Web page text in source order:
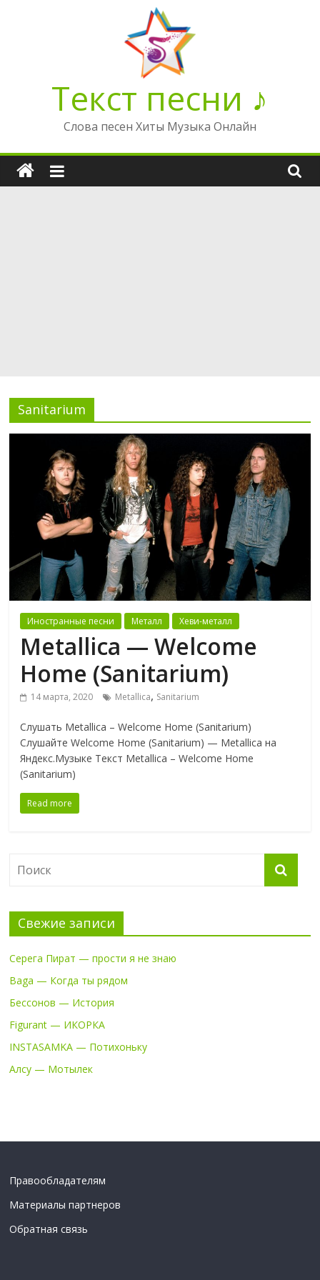
Текст песни ♪
Слова песен Хиты Музыка Онлайн
Sanitarium
Иностранные песни Металл Хеви-металл
Metallica — Welcome
Home (Sanitarium)
14 марта, 2020 Metallica, Sanitarium
Слушать Metallica – Welcome Home (Sanitarium)
Слушайте Welcome Home (Sanitarium) — Metallica на
Яндекс.Музыке Текст Metallica – Welcome Home
(Sanitarium)
Read more
Свежие записи
Серега Пират — прости я не знаю
Baga — Когда ты рядом
Бессонов — История
Figurant — ИКОРКА
INSTASAMKA — Потихоньку
Алсу — Мотылек
Правообладателям
Материалы партнеров
Обратная связь